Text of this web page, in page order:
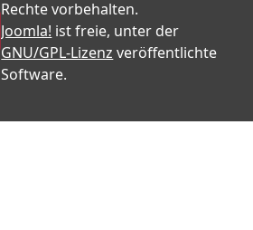
Rechte vorbehalten.
Joomla! ist freie, unter der
GNU/GPL-Lizenz veröffentlichte
Software.